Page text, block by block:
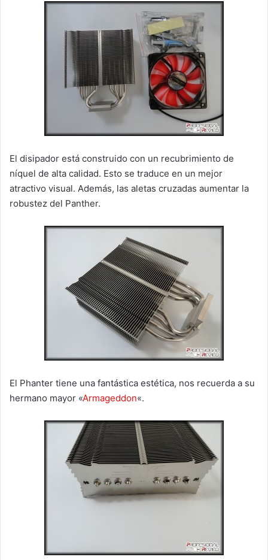
El disipador está construido con un recubrimiento de
níquel de alta calidad. Esto se traduce en un mejor
atractivo visual. Además, las aletas cruzadas aumentar la
robustez del Panther.
El Phanter tiene una fantástica estética, nos recuerda a su
hermano mayor «Armageddon«.